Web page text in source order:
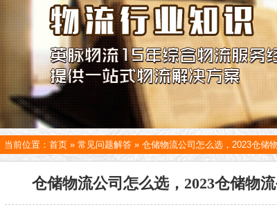
当前位置： 首页 » 常见问题解答 » 仓储物流公司怎么选，2023仓储
仓储物流公司怎么选，2023仓储物